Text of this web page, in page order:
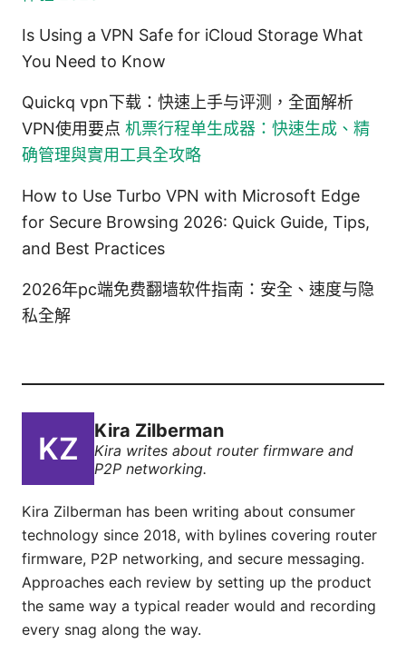
Is Using a VPN Safe for iCloud Storage What
You Need to Know
Quickq vpn下载：快速上手与评测，全面解析
VPN使用要点 机票行程单生成器：快速生成、精
确管理與實用工具全攻略
How to Use Turbo VPN with Microsoft Edge
for Secure Browsing 2026: Quick Guide, Tips,
and Best Practices
2026年pc端免费翻墙软件指南：安全、速度与隐
私全解
Kira Zilberman
Kira writes about router firmware and
P2P networking.
Kira Zilberman has been writing about consumer
technology since 2018, with bylines covering router
firmware, P2P networking, and secure messaging.
Approaches each review by setting up the product
the same way a typical reader would and recording
every snag along the way.